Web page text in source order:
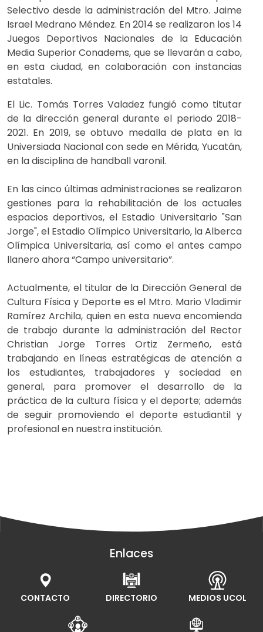
Selectivo desde la administración del Mtro. Jaime
Israel Medrano Méndez. En 2014 se realizaron los 14
Juegos Deportivos Nacionales de la Educación
Media Superior Conadems, que se llevarán a cabo,
en esta ciudad, en colaboración con instancias
estatales.
El Lic. Tomás Torres Valadez fungió como titutar
de la dirección general durante el periodo 2018-
2021. En 2019, se obtuvo medalla de plata en la
Universiada Nacional con sede en Mérida, Yucatán,
en la disciplina de handball varonil.
En las cinco últimas administraciones se realizaron
gestiones para la rehabilitación de los actuales
espacios deportivos, el Estadio Universitario "San
Jorge", el Estadio Olímpico Universitario, la Alberca
Olímpica Universitaria, así como el antes campo
llanero ahora “Campo universitario”.
Actualmente, el titular de la Dirección General de
Cultura Física y Deporte es el Mtro. Mario Vladimir
Ramírez Archila, quien en esta nueva encomienda
de trabajo durante la administración del Rector
Christian Jorge Torres Ortiz Zermeño, está
trabajando en líneas estratégicas de atención a
los estudiantes, trabajadores y sociedad en
general, para promover el desarrollo de la
práctica de la cultura física y el deporte; además
de seguir promoviendo el deporte estudiantil y
profesional en nuestra institución.
Enlaces
CONTACTO DIRECTORIO MEDIOS UCOL